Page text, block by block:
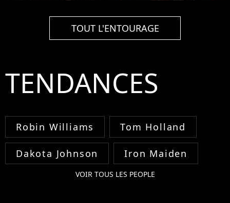
TOUT L'ENTOURAGE
TENDANCES
Robin Williams Tom Holland
Dakota Johnson Iron Maiden
VOIR TOUS LES PEOPLE